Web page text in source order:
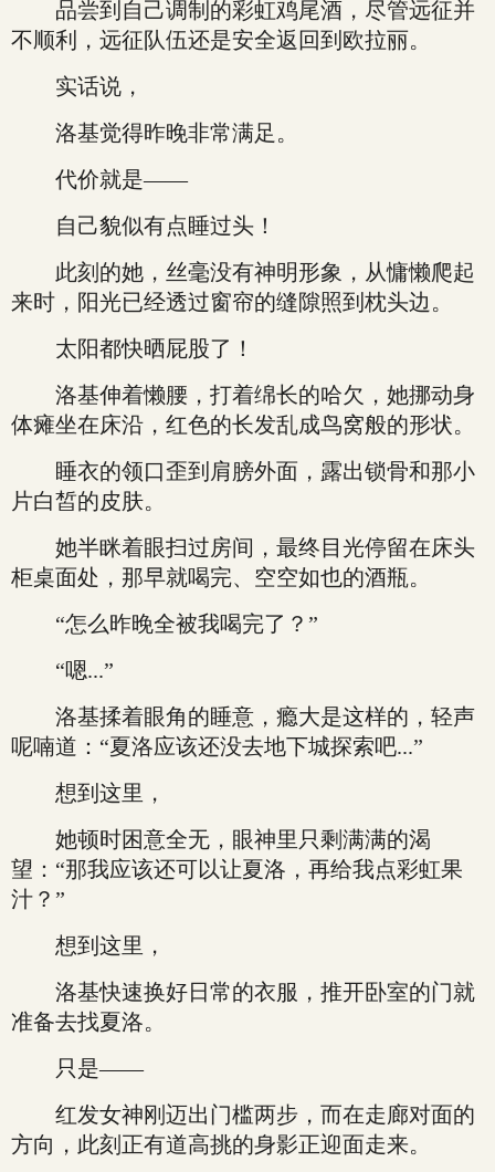
品尝到自己调制的彩虹鸡尾酒，尽管远征并
不顺利，远征队伍还是安全返回到欧拉丽。
实话说，
洛基觉得昨晚非常满足。
代价就是——
自己貌似有点睡过头！
此刻的她，丝毫没有神明形象，从慵懒爬起
来时，阳光已经透过窗帘的缝隙照到枕头边。
太阳都快晒屁股了！
洛基伸着懒腰，打着绵长的哈欠，她挪动身
体瘫坐在床沿，红色的长发乱成鸟窝般的形状。
睡衣的领口歪到肩膀外面，露出锁骨和那小
片白皙的皮肤。
她半眯着眼扫过房间，最终目光停留在床头
柜桌面处，那早就喝完、空空如也的酒瓶。
“怎么昨晚全被我喝完了？”
“嗯...”
洛基揉着眼角的睡意，瘾大是这样的，轻声
呢喃道：“夏洛应该还没去地下城探索吧...”
想到这里，
她顿时困意全无，眼神里只剩满满的渴
望：“那我应该还可以让夏洛，再给我点彩虹果
汁？”
想到这里，
洛基快速换好日常的衣服，推开卧室的门就
准备去找夏洛。
只是——
红发女神刚迈出门槛两步，而在走廊对面的
方向，此刻正有道高挑的身影正迎面走来。